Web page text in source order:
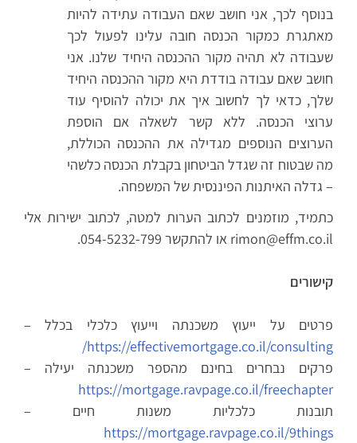
בנוסף לכך, אני חושב שאם העבודה עתידה להיות
מאתגרת כמקור הכנסה חובה עלינו לפעול לכך
שעבודה לא תהיה מקור ההכנסה היחיד שלנו. אני
חושב שאם עבודה בודדת היא מקור ההכנסה היחיד
שלך, כדאי לך לחשוב איך את יכולה להוסיף עוד
ערוצי הכנסה. ללא קשר לשאלה אם הוספת
הערוצים הנוספים מגדילה את ההכנסה הכוללת,
מה שבטוח זה שגדל הביטחון בקבלת הכנסה כלשהי
– גדלה האיתנות הפיננסית של המשפחה.
כתמיד, מוזמנים לכתוב הערות למטה, לכתוב ישירות אלי
rimon@effm.co.il או להתקשר 054-5232-799.
קישורים
פרטים על ייעוץ משכנתה וייעוץ כלכלי בכלל –
https://effectivemortgage.co.il/consulting/
פרקים נבחרים בחינם מהספר משכנתה יעילה –
https://mortgage.ravpage.co.il/freechapter
תובנות כלכליות משנות חיים –
https://mortgage.ravpage.co.il/9things